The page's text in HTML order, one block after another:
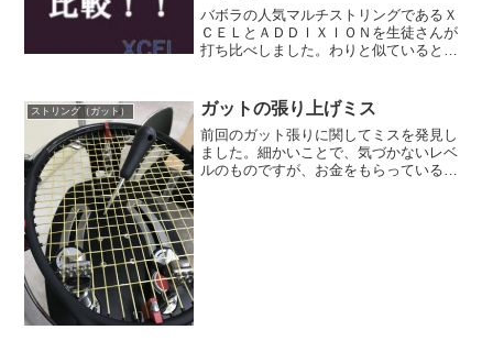
は試してみる価値あるのではないでしょ
うか。
バボラの人気マルチストリングであるＸ
ＣＥＬとＡＤＤＩＸＩＯＮを生徒さんが
打ち比べしました。わりと似ていると言
ストリング（ガット） ガットの張り上げミス
前回のガット張りに関してミスを発見し
ました。細かいことで、気づかないレベ
ルのものですが、お金をもらっている以